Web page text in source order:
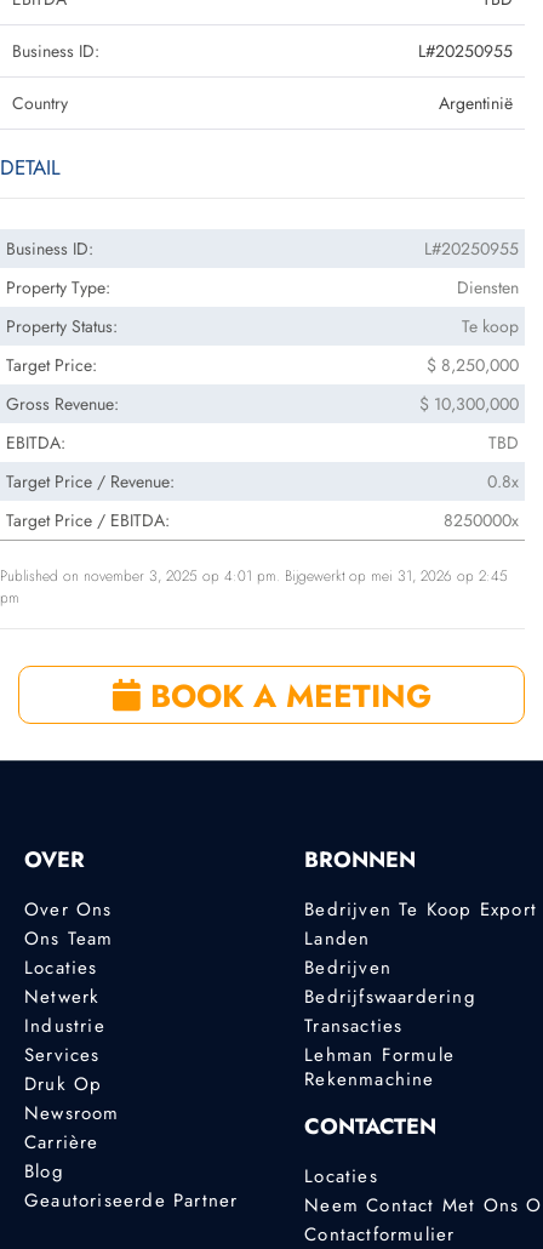
Business ID: L#20250955
Country Argentinië
DETAIL
Business ID:
L#20250955
Property Type:
Diensten
Property Status:
Te koop
Target Price:
$ 8,250,000
Gross Revenue:
$ 10,300,000
EBITDA:
TBD
Target Price / Revenue:
0.8x
Target Price / EBITDA:
8250000x
Published on november 3, 2025 op 4:01 pm. Bijgewerkt op mei 31, 2026 op 2:45
pm
BOOK A MEETING
OVER
Over Ons
Ons Team
Locaties
Netwerk
Industrie
Services
Druk Op
Newsroom
Carrière
Blog
Geautoriseerde Partner
BRONNEN
Bedrijven Te Koop Export
Landen
Bedrijven
Bedrijfswaardering
Transacties
Lehman Formule
Rekenmachine
CONTACTEN
Locaties
Neem Contact Met Ons
Contactformulier